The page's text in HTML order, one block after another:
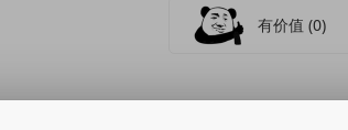
有价值(0)